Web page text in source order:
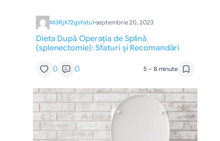
M3RjX72gsfatul·septembrie 20, 2023
Dieta După Operația de Splină
(splenectomie): Sfaturi și Recomandări
0 0 5 – 8 minute